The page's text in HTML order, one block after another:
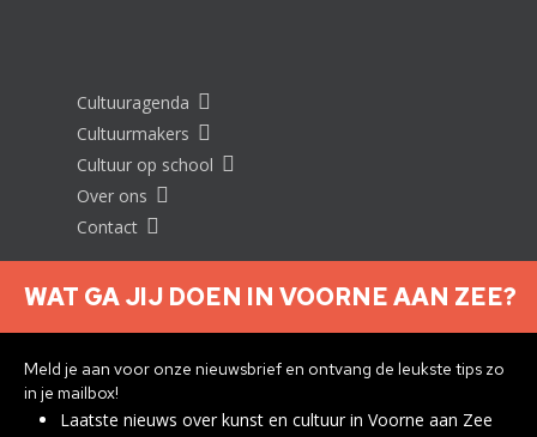
Cultuuragenda
Cultuurmakers
Cultuur op school
Over ons
Contact
Nieuwsbrief aanmelden
WAT GA JIJ DOEN IN VOORNE AAN ZEE?
Meld je aan voor onze nieuwsbrief en ontvang de leukste tips zo
in je mailbox!
Laatste nieuws over kunst en cultuur in Voorne aan Zee